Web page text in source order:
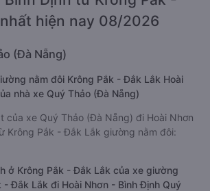
hiện nay 08/2026
(Đà Nẵng)
nằm đôi Krông Pắk - Đắk Lắk Hoài
nhà xe Quý Thảo (Đà Nẵng)
của xe Quý Thảo (Đà Nẵng) đi Hoài Nhơn
Krông Pắk - Đắk Lắk giường nằm đôi:
ở Krông Pắk - Đắk Lắk của xe giường
- Đắk Lắk đi Hoài Nhơn - Bình Định Quý